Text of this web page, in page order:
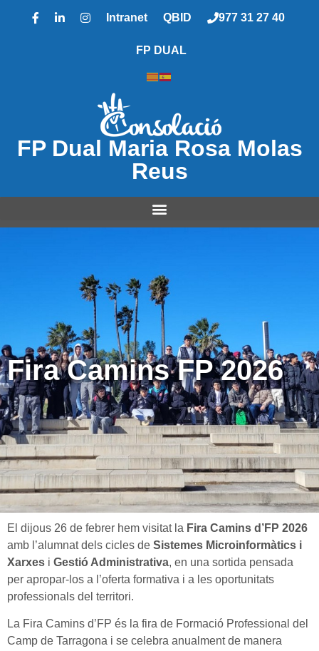
Intranet QBID 977 31 27 40
FP DUAL
FP Dual Maria Rosa Molas
Reus
Fira Camins FP 2026
El dijous 26 de febrer hem visitat la Fira Camins d’FP 2026
amb l’alumnat dels cicles de Sistemes Microinformàtics i
Xarxes i Gestió Administrativa, en una sortida pensada
per apropar-los a l’oferta formativa i a les oportunitats
professionals del territori.
La Fira Camins d’FP és la fira de Formació Professional del
Camp de Tarragona i se celebra anualment de manera